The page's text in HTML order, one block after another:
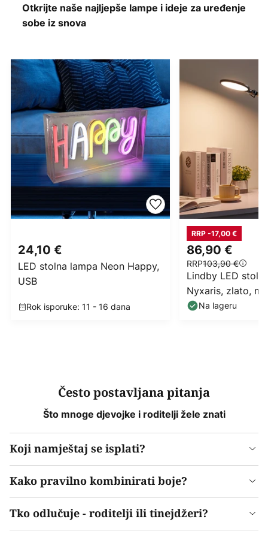
Otkrijte naše najljepše lampe i ideje za uređenje
sobe iz snova
24,10 €
LED stolna lampa Neon Happy,
USB
Rok isporuke: 11 - 16 dana
86,90 €
RRP103,90 €
RRP -17,00 €
Lindby LED
Nyxaris, zlato,
cmNa lageru
Često postavljana pitanja
Što mnoge djevojke i roditelji žele znati
Koji namještaj se isplati?
Kako pravilno kombinirati boje?
Tko odlučuje - roditelji ili tinejdžeri?